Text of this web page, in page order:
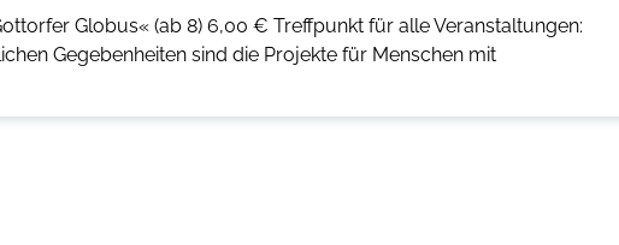
Globus« (ab 8) 6,00 € Treffpunkt für alle Veranstaltungen:
Gegebenheiten sind die Projekte für Menschen mit